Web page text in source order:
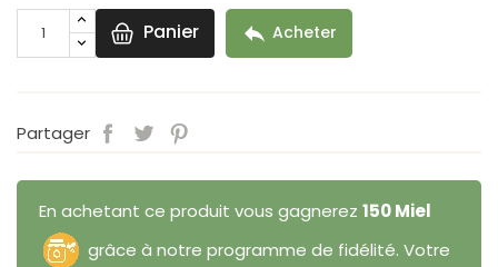
Panier  Acheter
Partager
En achetant ce produit vous gagnerez 150 Miel
grâce à notre programme de fidélité. Votre